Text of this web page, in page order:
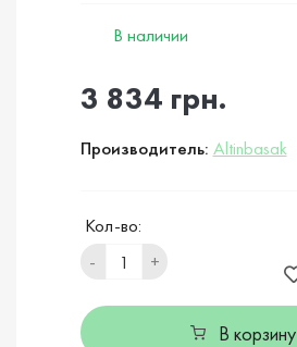
В наличии
3 834 грн.
Производитель: Altinbasak
Кол-во:
-
+
В корзину